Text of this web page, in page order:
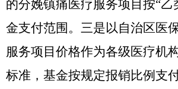
的分娩镇痛医疗服务项目按“乙
金支付范围。 三是以自治区医
服务项目价格作为各级医疗机
标准，基金按规定报销比例支付